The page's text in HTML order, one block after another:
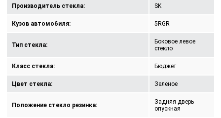
Производитель стекла: SK
Кузов автомобиля: 5RGR
Тип стекла:
Боковое левое
стекло
Класс стекла: Бюджет
Цвет стекла: Зеленое
Положение стекло резинка:
Задняя дверь
опускная